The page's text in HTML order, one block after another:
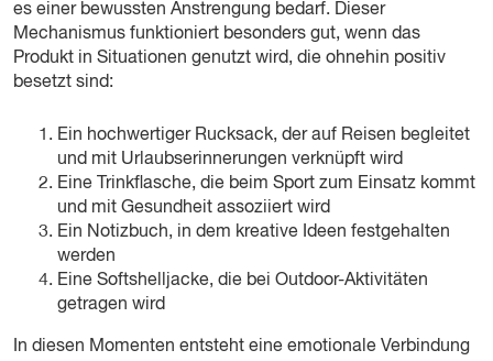
es einer bewussten Anstrengung bedarf. Dieser
Mechanismus funktioniert besonders gut, wenn das
Produkt in Situationen genutzt wird, die ohnehin positiv
besetzt sind:
Ein hochwertiger Rucksack, der auf Reisen begleitet
und mit Urlaubserinnerungen verknüpft wird
Eine Trinkflasche, die beim Sport zum Einsatz kommt
und mit Gesundheit assoziiert wird
Ein Notizbuch, in dem kreative Ideen festgehalten
werden
Eine Softshelljacke, die bei Outdoor-Aktivitäten
getragen wird
In diesen Momenten entsteht eine emotionale Verbindung